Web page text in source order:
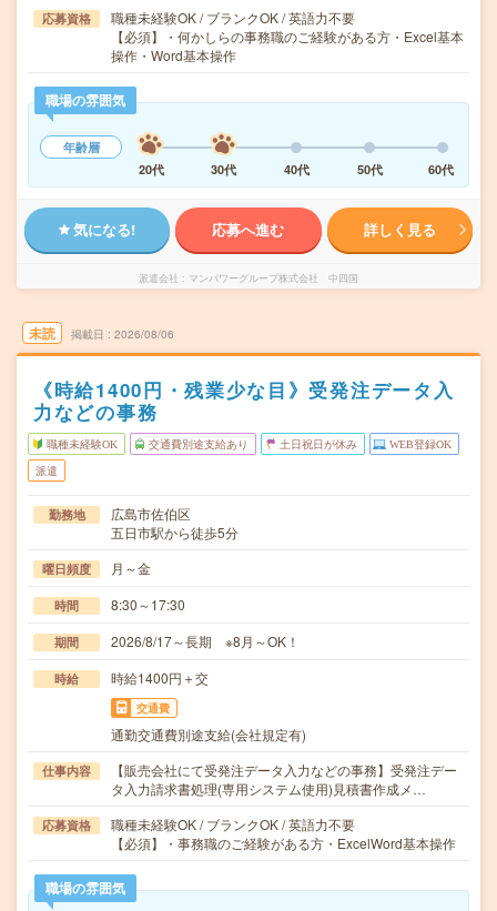
応募資格
職種未経験OK / ブランクOK / 英語力不要
【必須】・何かしらの事務職のご経験がある方・Excel基本
操作・Word基本操作
職場の雰囲気
年齢層
20代
30代 40代 50代 60代
気になる! 応募へ進む 詳しく見る
派遣会社 マンパワーグループ株式会社 中四国
未読 掲載日 2026/08/06
《時給1400円・残業少な目》受発注データ入
力などの事務
職種未経験OK 交通費別途支給あり 土日祝日が休み WEB登録OK
派遣
勤務地
広島市佐伯区
五日市駅から徒歩5分
曜日頻度 月～金
時間 8:30～17:30
期間 2026/8/17～長期 ※8月～OK！
時給 時給1400円＋交
交通費
通勤交通費別途支給(会社規定有)
仕事内容
【販売会社にて受発注データ入力などの事務】受発注デー
タ入力請求書処理(専用システム使用)見積書作成メ…
応募資格
職種未経験OK / ブランクOK / 英語力不要
【必須】・事務職のご経験がある方・ExcelWord基本操作
職場の雰囲気